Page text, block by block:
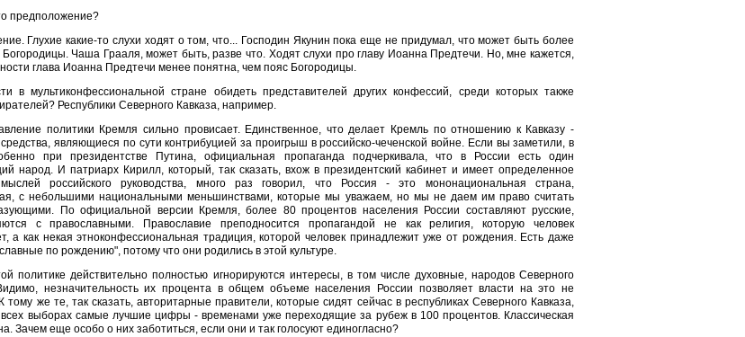
предположение?
Глухие какие-то слухи ходят о том, что... Господин Якунин пока еще не придумал, что может быть более
Чаша Грааля, может быть, разве что. Ходят слухи про главу Иоанна Предтечи. Но, мне кажется,
глава Иоанна Предтечи менее понятна, чем пояс Богородицы.
в мультиконфессиональной стране обидеть представителей других конфессий, среди которых также
Республики Северного Кавказа, например.
политики Кремля сильно провисает. Единственное, что делает Кремль по отношению к Кавказу -
являющиеся по сути контрибуцией за проигрыш в российско-чеченской войне. Если вы заметили, в
при президентстве Путина, официальная пропаганда подчеркивала, что в России есть один
народ. И патриарх Кирилл, который, так сказать, вхож в президентский кабинет и имеет определенное
российского руководства, много раз говорил, что Россия - это мононациональная страна,
с небольшими национальными меньшинствами, которые мы уважаем, но мы не даем им право считать
По официальной версии Кремля, более 80 процентов населения России составляют русские,
с православными. Православие преподносится пропагандой не как религия, которую человек
а как некая этноконфессиональная традиция, которой человек принадлежит уже от рождения. Есть даже
по рождению", потому что они родились в этой культуре.
политике действительно полностью игнорируются интересы, в том числе духовные, народов Северного
незначительность их процента в общем объеме населения России позволяет власти на это не
же те, так сказать, авторитарные правители, которые сидят сейчас в республиках Северного Кавказа,
выборах самые лучшие цифры - временами уже переходящие за рубеж в 100 процентов. Классическая
Зачем еще особо о них заботиться, если они и так голосуют единогласно?